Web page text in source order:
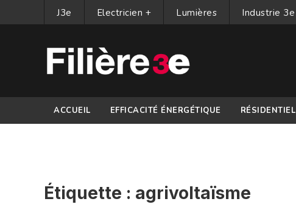
J3e Electricien + Lumières Industrie 3e
ACCUEIL EFFICACITÉ ÉNERGÉTIQUE RÉSIDENTIEL
Étiquette : agrivoltaïsme